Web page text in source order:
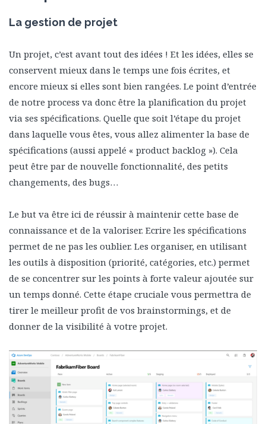
La gestion de projet
Un projet, c’est avant tout des idées ! Et les idées, elles se
conservent mieux dans le temps une fois écrites, et
encore mieux si elles sont bien rangées. Le point d’entrée
de notre process va donc être la planification du projet
via ses spécifications. Quelle que soit l’étape du projet
dans laquelle vous êtes, vous allez alimenter la base de
spécifications (aussi appelé « product backlog »). Cela
peut être par de nouvelle fonctionnalité, des petits
changements, des bugs…
Le but va être ici de réussir à maintenir cette base de
connaissance et de la valoriser. Ecrire les spécifications
permet de ne pas les oublier. Les organiser, en utilisant
les outils à disposition (priorité, catégories, etc.) permet
de se concentrer sur les points à forte valeur ajoutée sur
un temps donné. Cette étape cruciale vous permettra de
tirer le meilleur profit de vos brainstormings, et de
donner de la visibilité à votre projet.